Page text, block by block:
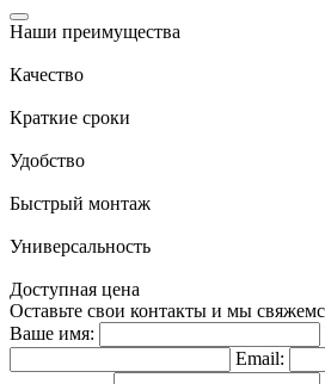
Наши преимущества
Качество
Краткие сроки
Удобство
Быстрый монтаж
Универсальность
Доступная цена
Оставьте свои контакты и мы
Ваше имя:
Email: